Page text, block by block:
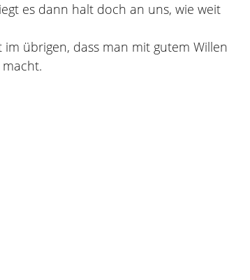
es dann halt doch an uns, wie weit
übrigen, dass man mit gutem Willen